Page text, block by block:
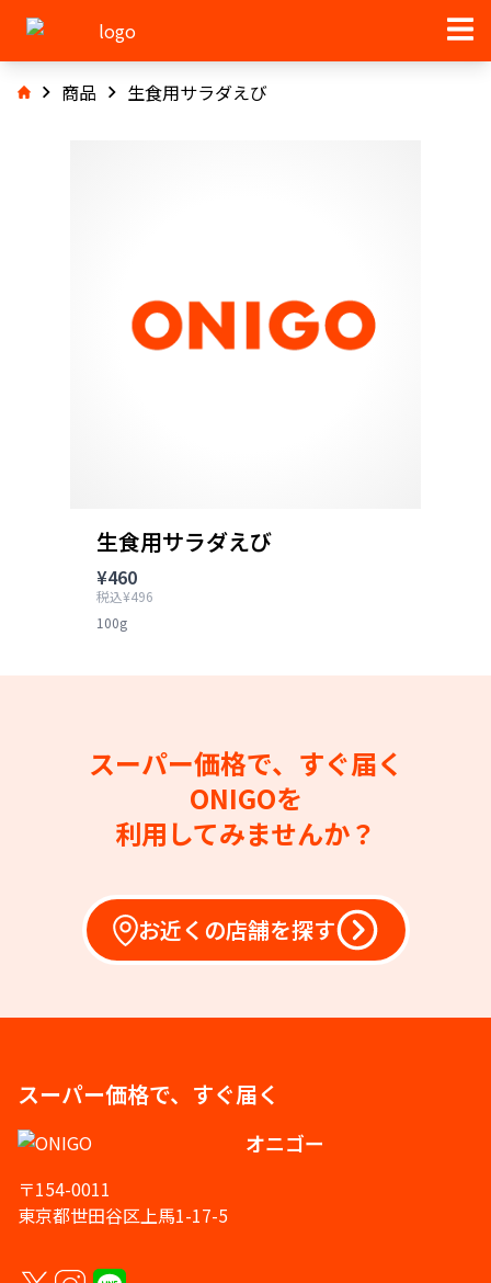
商品 生食用サラダえび
生食用サラダえび
¥460
税込¥496
100g
スーパー価格で、すぐ届く
ONIGOを
利用してみませんか？
お近くの店舗を探す
スーパー価格で、すぐ届く
オニゴー
〒154-0011
東京都世田谷区上馬1-17-5